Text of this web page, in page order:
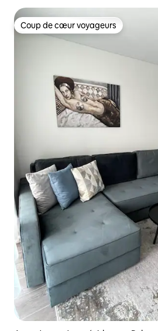
Coup de cœur voyageurs
Coup de cœur voyageurs